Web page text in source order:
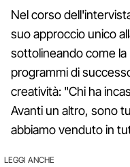
Nel corso
suo approccio unico
sottolineando come
programmi di
creatività: "Chi ha
Avanti un altro, sono
abbiamo venduto in
LEGGI ANCHE